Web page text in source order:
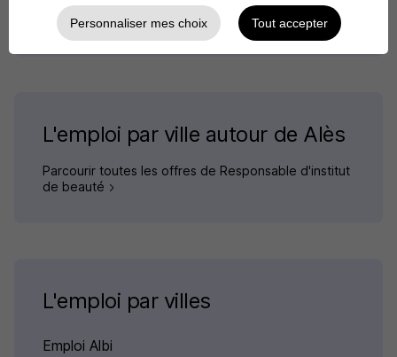
Voir plus
L'emploi par ville autour de Alès
Parcourir toutes les offres de Responsable d'institut
de beauté
L'emploi par villes
Emploi Albi
Personnaliser mes choix Tout accepter